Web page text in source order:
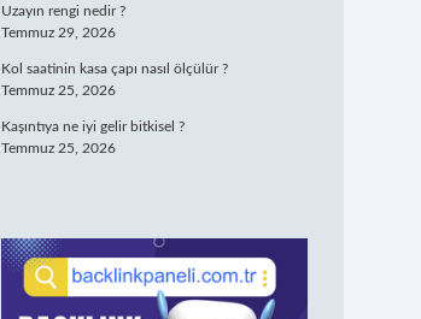
Uzayın rengi nedir ?
Temmuz 29, 2026
Kol saatinin kasa çapı nasıl ölçülür ?
Temmuz 25, 2026
Kaşıntıya ne iyi gelir bitkisel ?
Temmuz 25, 2026